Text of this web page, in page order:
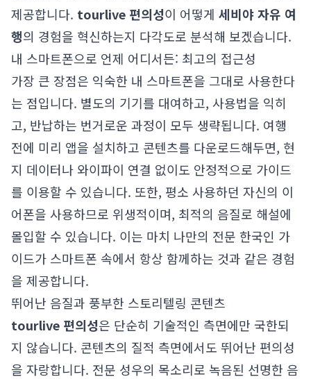
제공합니다. tourlive 편의성이 어떻게 세비야 자유 여
행의 경험을 혁신하는지 다각도로 분석해 보겠습니다.
내 스마트폰으로 언제 어디서든: 최고의 접근성
가장 큰 장점은 익숙한 내 스마트폰을 그대로 사용한다
는 점입니다. 별도의 기기를 대여하고, 사용법을 익히
고, 반납하는 번거로운 과정이 모두 생략됩니다. 여행
전에 미리 앱을 설치하고 콘텐츠를 다운로드해두면, 현
지 데이터나 와이파이 연결 없이도 안정적으로 가이드
를 이용할 수 있습니다. 또한, 평소 사용하던 자신의 이
어폰을 사용하므로 위생적이며, 최적의 음질로 해설에
몰입할 수 있습니다. 이는 마치 나만의 전문 한국인 가
이드가 스마트폰 속에서 항상 함께하는 것과 같은 경험
을 제공합니다.
뛰어난 음질과 풍부한 스토리텔링 콘텐츠
tourlive 편의성은 단순히 기술적인 측면에만 국한되
지 않습니다. 콘텐츠의 질적 측면에서도 뛰어난 편의성
을 자랑합니다. 전문 성우의 목소리로 녹음된 선명한 음